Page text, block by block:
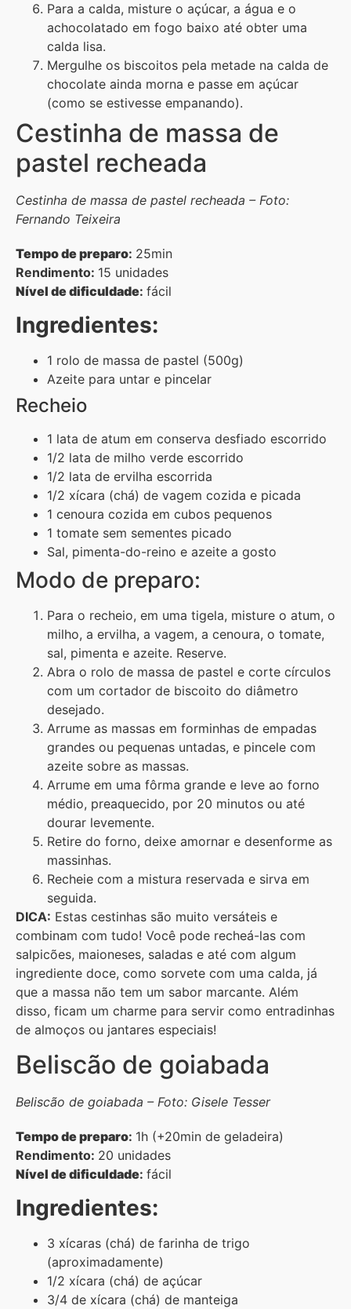
Para a calda, misture o açúcar, a água e o
achocolatado em fogo baixo até obter uma
calda lisa.
Mergulhe os biscoitos pela metade na calda de
chocolate ainda morna e passe em açúcar
(como se estivesse empanando).
Cestinha de massa de
pastel recheada
Cestinha de massa de pastel recheada – Foto:
Fernando Teixeira
Tempo de preparo: 25min
Rendimento: 15 unidades
Nível de dificuldade: fácil
Ingredientes:
1 rolo de massa de pastel (500g)
Azeite para untar e pincelar
Recheio
1 lata de atum em conserva desfiado escorrido
1/2 lata de milho verde escorrido
1/2 lata de ervilha escorrida
1/2 xícara (chá) de vagem cozida e picada
1 cenoura cozida em cubos pequenos
1 tomate sem sementes picado
Sal, pimenta-do-reino e azeite a gosto
Modo de preparo:
Para o recheio, em uma tigela, misture o atum, o
milho, a ervilha, a vagem, a cenoura, o tomate,
sal, pimenta e azeite. Reserve.
Abra o rolo de massa de pastel e corte círculos
com um cortador de biscoito do diâmetro
desejado.
Arrume as massas em forminhas de empadas
grandes ou pequenas untadas, e pincele com
azeite sobre as massas.
Arrume em uma fôrma grande e leve ao forno
médio, preaquecido, por 20 minutos ou até
dourar levemente.
Retire do forno, deixe amornar e desenforme as
massinhas.
Recheie com a mistura reservada e sirva em
seguida.
DICA: Estas cestinhas são muito versáteis e
combinam com tudo! Você pode recheá-las com
salpicões, maioneses, saladas e até com algum
ingrediente doce, como sorvete com uma calda, já
que a massa não tem um sabor marcante. Além
disso, ficam um charme para servir como entradinhas
de almoços ou jantares especiais!
Beliscão de goiabada
Beliscão de goiabada – Foto: Gisele Tesser
Tempo de preparo: 1h (+20min de geladeira)
Rendimento: 20 unidades
Nível de dificuldade: fácil
Ingredientes:
3 xícaras (chá) de farinha de trigo
(aproximadamente)
1/2 xícara (chá) de açúcar
3/4 de xícara (chá) de manteiga